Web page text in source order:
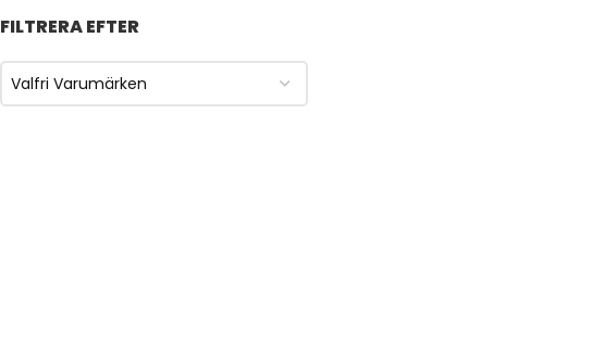
FILTRERA EFTER
Valfri Varumärken